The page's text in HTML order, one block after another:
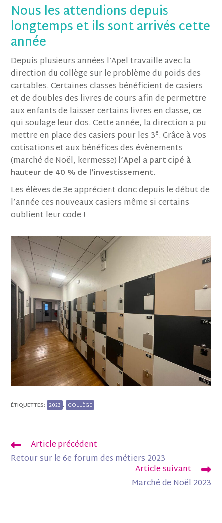
Nous les attendions depuis
longtemps et ils sont arrivés cette
année
Depuis plusieurs années l’Apel travaille avec la
direction du collège sur le problème du poids des
cartables. Certaines classes bénéficient de casiers
et de doubles des livres de cours afin de permettre
aux enfants de laisser certains livres en classe, ce
qui soulage leur dos. Cette année, la direction a pu
mettre en place des casiers pour les 3e. Grâce à vos
cotisations et aux bénéfices des évènements
(marché de Noël, kermesse) l’Apel a participé à
hauteur de 40 % de l’investissement.
Les élèves de 3e apprécient donc depuis le début de
l’année ces nouveaux casiers même si certains
oublient leur code !
ÉTIQUETTES: 2023 , COLLÈGE
Article précédent
Retour sur le 6e forum des métiers 2023
Article suivant
Marché de Noël 2023